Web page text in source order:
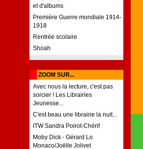
et d'albums
Première Guerre mondiale 1914-
1918
Rentrée scolaire
Shoah
ZOOM SUR...
Avec nous la lecture, c'est pas
sorcier ! Les Librairies
Jeunesse...
C'est beau une librairie la nuit...
ITW Sandra Poirot-Chérif
Moby Dick - Gérard Lo
Monaco/Joëlle Jolivet